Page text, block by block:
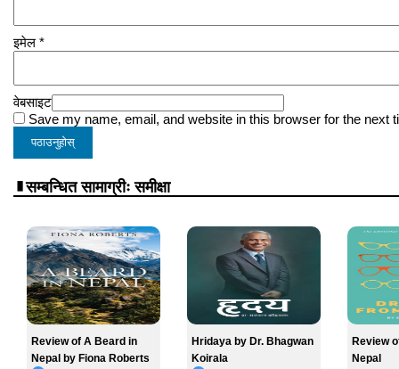
इमेल *
वेबसाइट
Save my name, email, and website in this browser for the next
सम्बन्धित सामाग्रीः समीक्षा
Review of A Beard in
Nepal by Fiona Roberts
Hridaya by Dr. Bhagwan
Koirala
Review
Nepal